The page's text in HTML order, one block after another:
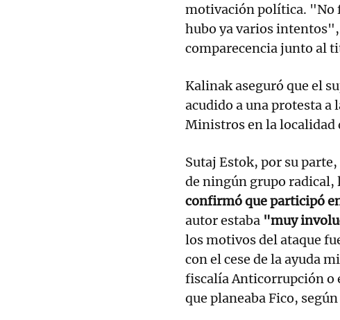
motivación política. "No
hubo ya varios
comparecencia junto al
Kalinak aseguró que el
acudido a una protesta a
Ministros en la localidad
Sutaj Estok, por su
de ningún grupo
confirmó que participó
autor estaba "muy
los motivos del ataque
con el cese de la ayuda
fiscalía Anticorrupción o
que planeaba Fico,